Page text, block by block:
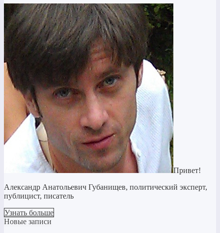
Привет!
Александр Анатольевич Губанищев, политический эксперт,
публицист, писатель
Узнать больше
Новые записи